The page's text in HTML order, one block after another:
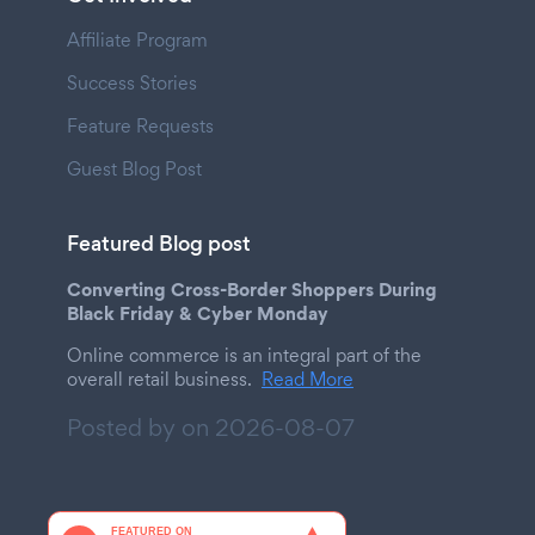
Affiliate Program
Success Stories
Feature Requests
Guest Blog Post
Featured Blog post
Converting Cross-Border Shoppers During
Black Friday & Cyber Monday
Online commerce is an integral part of the
overall retail business. Read More
Posted by on 2026-08-07